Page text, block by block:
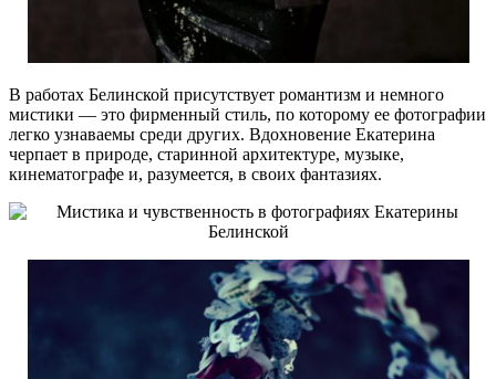
В работах Белинской присутствует романтизм и немного
мистики — это фирменный стиль, по которому ее фотографии
легко узнаваемы среди других. Вдохновение Екатерина
черпает в природе, старинной архитектуре, музыке,
кинематографе и, разумеется, в своих фантазиях.